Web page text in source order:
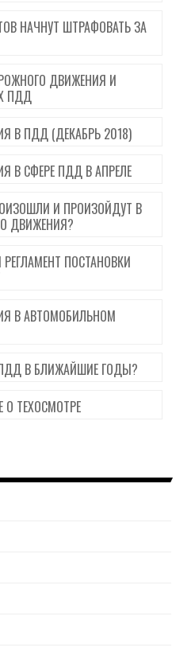
НАЧНУТ ШТРАФОВАТЬ ЗА
ДВИЖЕНИЯ И
ПДД
В ПДД (ДЕКАБРЬ 2018)
В СФЕРЕ ПДД В АПРЕЛЕ
И ПРОИЗОЙДУТ В
ДВИЖЕНИЯ?
ПОСТАНОВКИ
В АВТОМОБИЛЬНОМ
В БЛИЖАЙШИЕ ГОДЫ?
О ТЕХОСМОТРЕ